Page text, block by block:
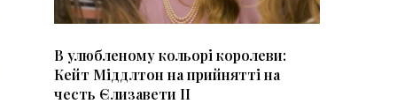
В улюбленому кольорі королеви:
Кейт Міддлтон на прийнятті на
честь Єлизавети II